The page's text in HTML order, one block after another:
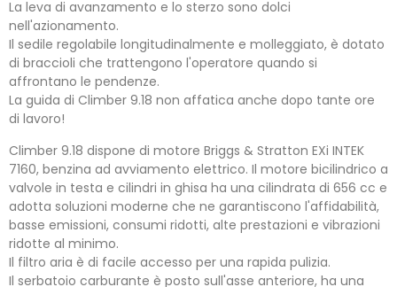
La leva di avanzamento e lo sterzo sono dolci
nell'azionamento.
Il sedile regolabile longitudinalmente e molleggiato, è dotato
di braccioli che trattengono l'operatore quando si
affrontano le pendenze.
La guida di Climber 9.18 non affatica anche dopo tante ore
di lavoro!
Climber 9.18 dispone di motore Briggs & Stratton EXi INTEK
7160, benzina ad avviamento elettrico. Il motore bicilindrico a
valvole in testa e cilindri in ghisa ha una cilindrata di 656 cc e
adotta soluzioni moderne che ne garantiscono l'affidabilità,
basse emissioni, consumi ridotti, alte prestazioni e vibrazioni
ridotte al minimo.
Il filtro aria è di facile accesso per una rapida pulizia.
Il serbatoio carburante è posto sull'asse anteriore, ha una